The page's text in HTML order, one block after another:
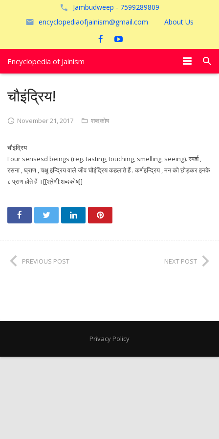
Jambudweep - 7599289809
encyclopediaofjainism@gmail.com
About Us
Encyclopedia of Jainism
अयोध्या
चौइंद्रिय!
November 21, 2017 शब्दकोष
चौइंद्रिय
Four sensesd beings (reg. tasting, touching, smelling, seeing). स्पर्श ,
रसना , घ्राण , चक्षु इन्द्रिय वाले जीव चौइंद्रिय कहलाते हैं . कर्णइन्द्रिय , मन को छोड़कर इनके
८ प्राण होते हैं ।[[श्रेणी:शब्दकोष]]
PREVIOUS POST NEXT POST
Privacy Policy